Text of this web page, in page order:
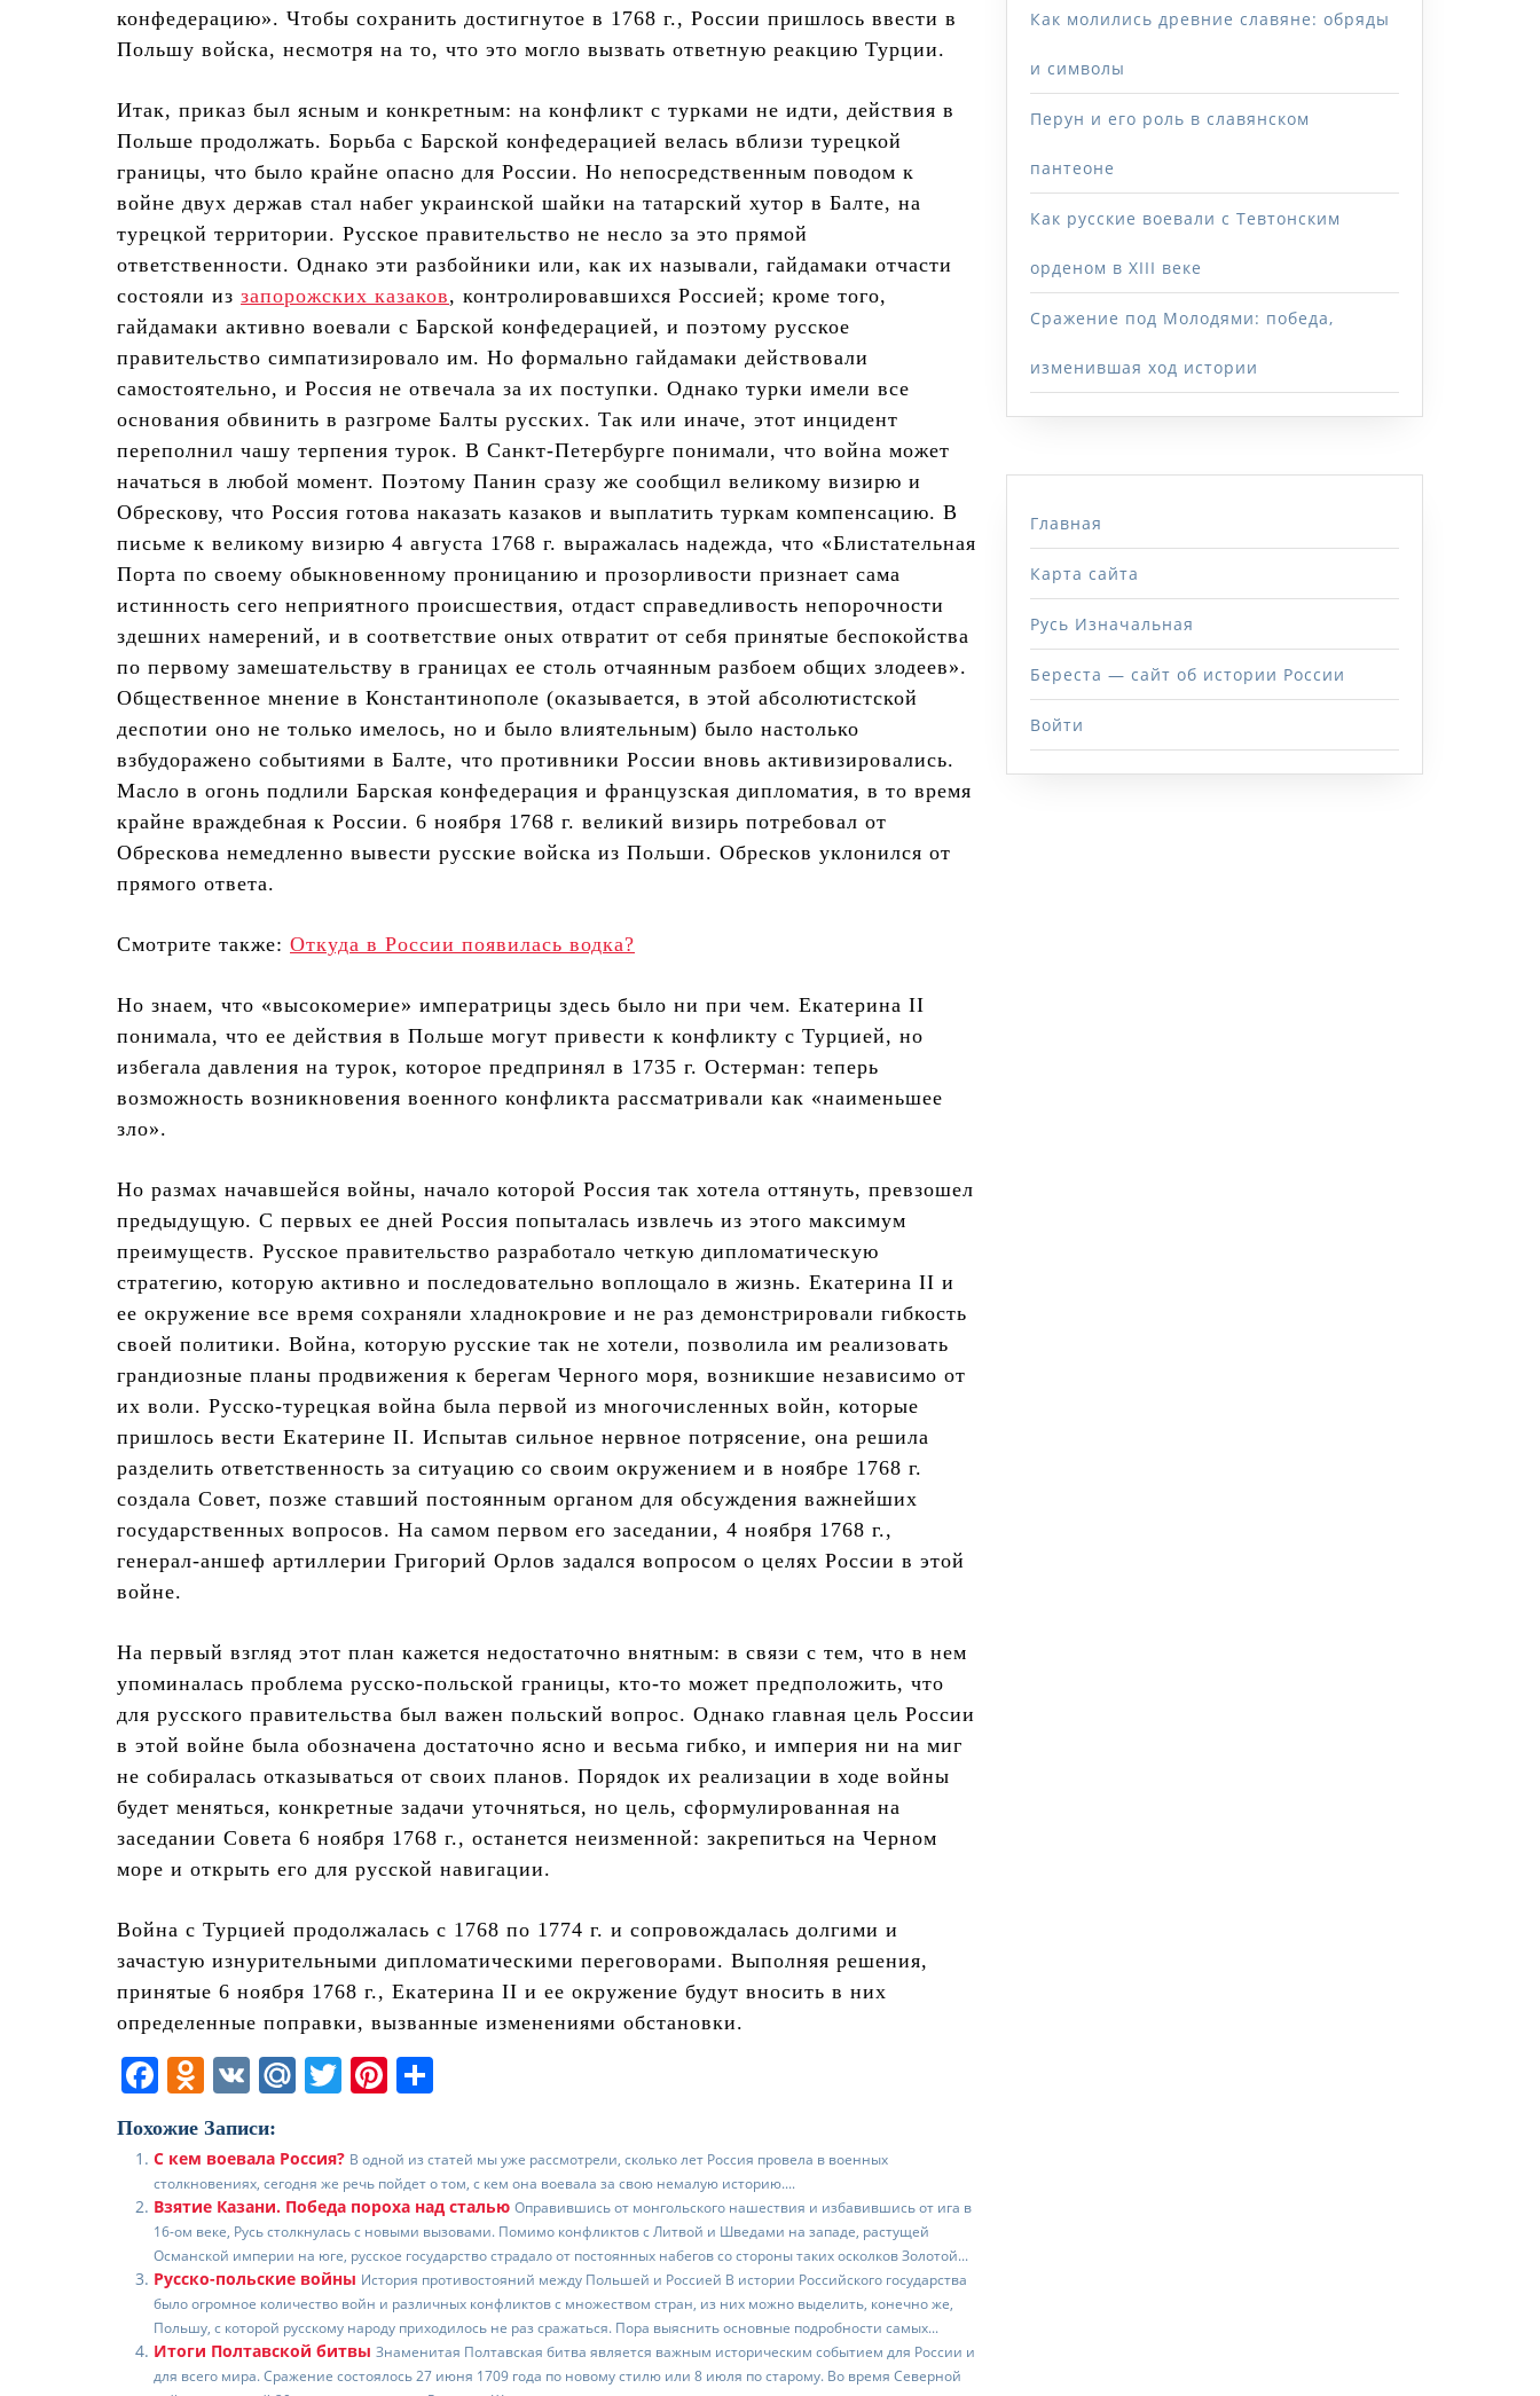
конфедерацию». Чтобы сохранить достигнутое в 1768 г., России пришлось ввести в
Польшу войска, несмотря на то, что это могло вызвать ответную реакцию Турции.
Итак, приказ был ясным и конкретным: на конфликт с турками не идти, действия в
Польше продолжать. Борьба с Барской конфедерацией велась вблизи турецкой
границы, что было крайне опасно для России. Но непосредственным поводом к
войне двух держав стал набег украинской шайки на татарский хутор в Балте, на
турецкой территории. Русское правительство не несло за это прямой
ответственности. Однако эти разбойники или, как их называли, гайдамаки отчасти
состояли из запорожских казаков, контролировавшихся Россией; кроме того,
гайдамаки активно воевали с Барской конфедерацией, и поэтому русское
правительство симпатизировало им. Но формально гайдамаки действовали
самостоятельно, и Россия не отвечала за их поступки. Однако турки имели все
основания обвинить в разгроме Балты русских. Так или иначе, этот инцидент
переполнил чашу терпения турок. В Санкт-Петербурге понимали, что война может
начаться в любой момент. Поэтому Панин сразу же сообщил великому визирю и
Обрескову, что Россия готова наказать казаков и выплатить туркам компенсацию. В
письме к великому визирю 4 августа 1768 г. выражалась надежда, что «Блистательная
Порта по своему обыкновенному проницанию и прозорливости признает сама
истинность сего неприятного происшествия, отдаст справедливость непорочности
здешних намерений, и в соответствие оных отвратит от себя принятые беспокойства
по первому замешательству в границах ее столь отчаянным разбоем общих злодеев».
Общественное мнение в Константинополе (оказывается, в этой абсолютистской
деспотии оно не только имелось, но и было влиятельным) было настолько
взбудоражено событиями в Балте, что противники России вновь активизировались.
Масло в огонь подлили Барская конфедерация и французская дипломатия, в то время
крайне враждебная к России. 6 ноября 1768 г. великий визирь потребовал от
Обрескова немедленно вывести русские войска из Польши. Обресков уклонился от
прямого ответа.
Смотрите также: Откуда в России появилась водка?
Но знаем, что «высокомерие» императрицы здесь было ни при чем. Екатерина II
понимала, что ее действия в Польше могут привести к конфликту с Турцией, но
избегала давления на турок, которое предпринял в 1735 г. Остерман: теперь
возможность возникновения военного конфликта рассматривали как «наименьшее
зло».
Но размах начавшейся войны, начало которой Россия так хотела оттянуть, превзошел
предыдущую. С первых ее дней Россия попыталась извлечь из этого максимум
преимуществ. Русское правительство разработало четкую дипломатическую
стратегию, которую активно и последовательно воплощало в жизнь. Екатерина II и
ее окружение все время сохраняли хладнокровие и не раз демонстрировали гибкость
своей политики. Война, которую русские так не хотели, позволила им реализовать
грандиозные планы продвижения к берегам Черного моря, возникшие независимо от
их воли. Русско-турецкая война была первой из многочисленных войн, которые
пришлось вести Екатерине II. Испытав сильное нервное потрясение, она решила
разделить ответственность за ситуацию со своим окружением и в ноябре 1768 г.
создала Совет, позже ставший постоянным органом для обсуждения важнейших
государственных вопросов. На самом первом его заседании, 4 ноября 1768 г.,
генерал-аншеф артиллерии Григорий Орлов задался вопросом о целях России в этой
войне.
На первый взгляд этот план кажется недостаточно внятным: в связи с тем, что в нем
упоминалась проблема русско-польской границы, кто-то может предположить, что
для русского правительства был важен польский вопрос. Однако главная цель России
в этой войне была обозначена достаточно ясно и весьма гибко, и империя ни на миг
не собиралась отказываться от своих планов. Порядок их реализации в ходе войны
будет меняться, конкретные задачи уточняться, но цель, сформулированная на
заседании Совета 6 ноября 1768 г., останется неизменной: закрепиться на Черном
море и открыть его для русской навигации.
Война с Турцией продолжалась с 1768 по 1774 г. и сопровождалась долгими и
зачастую изнурительными дипломатическими переговорами. Выполняя решения,
принятые 6 ноября 1768 г., Екатерина II и ее окружение будут вносить в них
определенные поправки, вызванные изменениями обстановки.
F
c
e
b
o
o
k
O
d
n
o
kl
a
ss
ni
ki
V M
l.
R
u
T
itt
er
Pi
er
e
st
п
р
а
в
и
т
ь
Похожие Записи:
С кем воевала Россия? В одной из статей мы уже рассмотрели, сколько лет Россия провела в военных
столкновениях, сегодня же речь пойдет о том, с кем она воевала за свою немалую историю....
Взятие Казани. Победа пороха над сталью Оправившись от монгольского нашествия и избавившись от ига в
16-ом веке, Русь столкнулась с новыми вызовами. Помимо конфликтов с Литвой и Шведами на западе, растущей
Османской империи на юге, русское государство страдало от постоянных набегов со стороны таких осколков Золотой...
Русско-польские войны История противостояний между Польшей и Россией В истории Российского государства
было огромное количество войн и различных конфликтов с множеством стран, из них можно выделить, конечно же,
Польшу, с которой русскому народу приходилось не раз сражаться. Пора выяснить основные подробности самых...
Итоги Полтавской битвы Знаменитая Полтавская битва является важным историческим событием для России и
для всего мира. Сражение состоялось 27 июня 1709 года по новому стилю или 8 июля по старому. Во время Северной
Как молились древние славяне: обряды
и символы
Перун и его роль в славянском
пантеоне
Как русские воевали с Тевтонским
орденом в XIII веке
Сражение под Молодями: победа,
изменившая ход истории
Главная
Карта сайта
Русь Изначальная
Береста — сайт об истории России
Войти